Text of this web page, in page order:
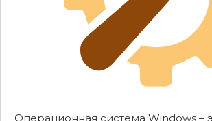
Операционная система Windows –